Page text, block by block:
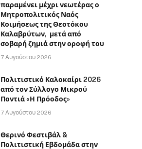
παραμένει μέχρι νεωτέρας ο
Μητροπολιτικός Ναός
Κοιμήσεως της Θεοτόκου
Καλαβρύτων, μετά από
σοβαρή ζημιά στην οροφή του
7 Αυγούστου 2026
Πολιτιστικό Καλοκαίρι 2026
από τον Σύλλογο Μικρού
Ποντιά «Η Πρόοδος»
7 Αυγούστου 2026
Θερινό Φεστιβάλ &
Πολιτιστική Εβδομάδα στην